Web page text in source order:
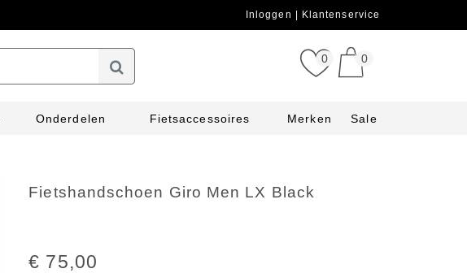
Inloggen Klantenservice
0 0
Onderdelen Fietsaccessoires Merken Sale
Fietshandschoen Giro Men LX Black
€ 75,00